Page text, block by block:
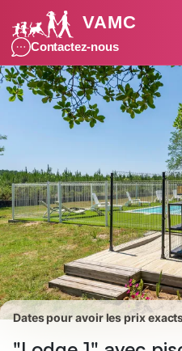
VAMC
Contactez-nous
PhotosÉquipementsAvis des
Dates pour avoir les prix